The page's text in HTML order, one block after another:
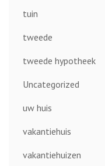
tuin
tweede
tweede hypotheek
Uncategorized
uw huis
vakantiehuis
vakantiehuizen